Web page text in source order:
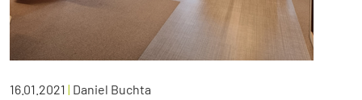
16.01.2021 | Daniel Buchta